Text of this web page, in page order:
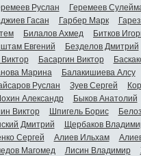
Руслан
Геремеев
Гасан
Гарбер Марк
Билалов Ахмед Битков
Евгений
Безделов Дмитрий
Басаргин Виктор
Марина
Балакишиева Алсу
Руслан
Зуев Сергей
Александр
Быков Анатолий
Виктор
Шпигель Борис
Дмитрий
Щербаков
Сергей
Алиев Ильхам
Магомед
Лисин Владимир